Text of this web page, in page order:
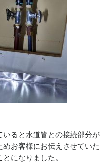
ると水道管との接続部分が
お客様にお伝えさせていた
になりました。